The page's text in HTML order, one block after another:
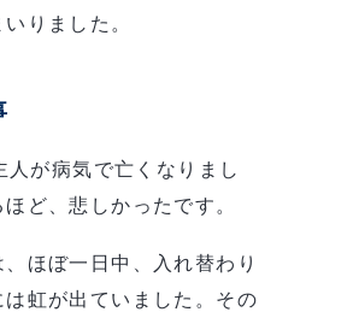
りました。
人が病気で亡くなりまし
ど、悲しかったです。
ほぼ一日中、入れ替わり
虹が出ていました。その